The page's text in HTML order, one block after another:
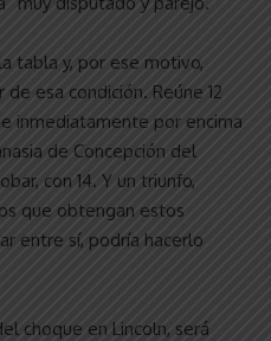
tabla y, por ese motivo,
esa condición. Reúne 12
inmediatamente por encima
de Concepción del
con 14. Y un triunfo,
que obtengan estos
entre sí, podría hacerlo
choque en Lincoln, será